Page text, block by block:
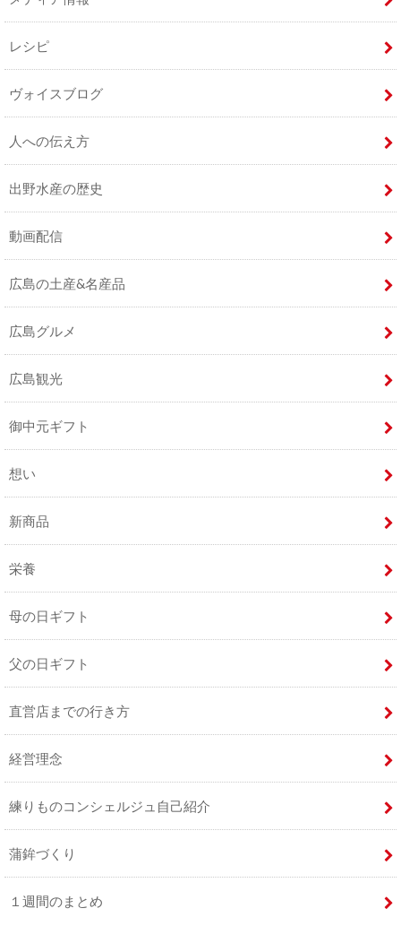
レシピ
ヴォイスブログ
人への伝え方
出野水産の歴史
動画配信
広島の土産&名産品
広島グルメ
広島観光
御中元ギフト
想い
新商品
栄養
母の日ギフト
父の日ギフト
直営店までの行き方
経営理念
練りものコンシェルジュ自己紹介
蒲鉾づくり
１週間のまとめ